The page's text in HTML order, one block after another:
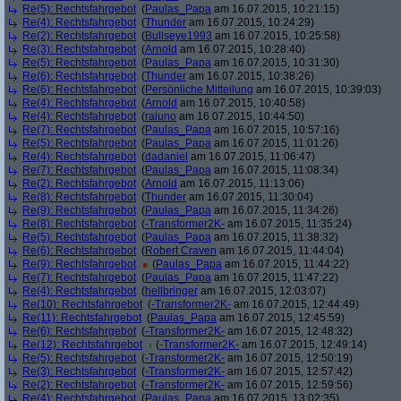
Re(5): Rechtsfahrgebot (Paulas_Papa am 16.07.2015, 10:21:15)
Re(4): Rechtsfahrgebot (Thunder am 16.07.2015, 10:24:29)
Re(2): Rechtsfahrgebot (Bullseye1993 am 16.07.2015, 10:25:58)
Re(3): Rechtsfahrgebot (Arnold am 16.07.2015, 10:28:40)
Re(5): Rechtsfahrgebot (Paulas_Papa am 16.07.2015, 10:31:30)
Re(6): Rechtsfahrgebot (Thunder am 16.07.2015, 10:38:26)
Re(6): Rechtsfahrgebot (Persönliche Mitteilung am 16.07.2015, 10:39:03)
Re(4): Rechtsfahrgebot (Arnold am 16.07.2015, 10:40:58)
Re(4): Rechtsfahrgebot (raiuno am 16.07.2015, 10:44:50)
Re(7): Rechtsfahrgebot (Paulas_Papa am 16.07.2015, 10:57:16)
Re(5): Rechtsfahrgebot (Paulas_Papa am 16.07.2015, 11:01:26)
Re(4): Rechtsfahrgebot (dadaniel am 16.07.2015, 11:06:47)
Re(7): Rechtsfahrgebot (Paulas_Papa am 16.07.2015, 11:08:34)
Re(2): Rechtsfahrgebot (Arnold am 16.07.2015, 11:13:06)
Re(8): Rechtsfahrgebot (Thunder am 16.07.2015, 11:30:04)
Re(9): Rechtsfahrgebot (Paulas_Papa am 16.07.2015, 11:34:26)
Re(8): Rechtsfahrgebot (-Transformer2K- am 16.07.2015, 11:35:24)
Re(5): Rechtsfahrgebot (Paulas_Papa am 16.07.2015, 11:38:32)
Re(6): Rechtsfahrgebot (Robert Craven am 16.07.2015, 11:44:04)
Re(9): Rechtsfahrgebot
(Paulas_Papa am 16.07.2015, 11:44:22)
Re(7): Rechtsfahrgebot (Paulas_Papa am 16.07.2015, 11:47:22)
Re(4): Rechtsfahrgebot (hellbringer am 16.07.2015, 12:03:07)
Re(10): Rechtsfahrgebot (-Transformer2K- am 16.07.2015, 12:44:49)
Re(11): Rechtsfahrgebot (Paulas_Papa am 16.07.2015, 12:45:59)
Re(6): Rechtsfahrgebot (-Transformer2K- am 16.07.2015, 12:48:32)
Re(12): Rechtsfahrgebot
(-Transformer2K- am 16.07.2015, 12:49:14)
Re(5): Rechtsfahrgebot (-Transformer2K- am 16.07.2015, 12:50:19)
Re(3): Rechtsfahrgebot (-Transformer2K- am 16.07.2015, 12:57:42)
Re(2): Rechtsfahrgebot (-Transformer2K- am 16.07.2015, 12:59:56)
Re(4): Rechtsfahrgebot (Paulas_Papa am 16.07.2015, 13:02:35)